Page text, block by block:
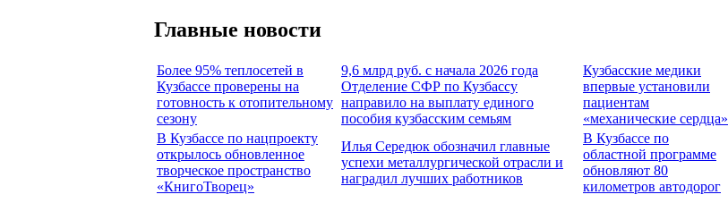
Главные новости
Более 95% теплосетей в
Кузбассе проверены на
готовность к отопительному
сезону
9,6 млрд руб. с начала 2026 года
Отделение СФР по Кузбассу
направило на выплату единого
пособия кузбасским семьям
Кузбасские медики
впервые установили
пациентам
«механические сердца»
В Кузбассе по нацпроекту
открылось обновленное
творческое пространство
«КнигоТворец»
Илья Середюк обозначил главные
успехи металлургической отрасли и
наградил лучших работников
В Кузбассе по
областной программе
обновляют 80
километров автодорог